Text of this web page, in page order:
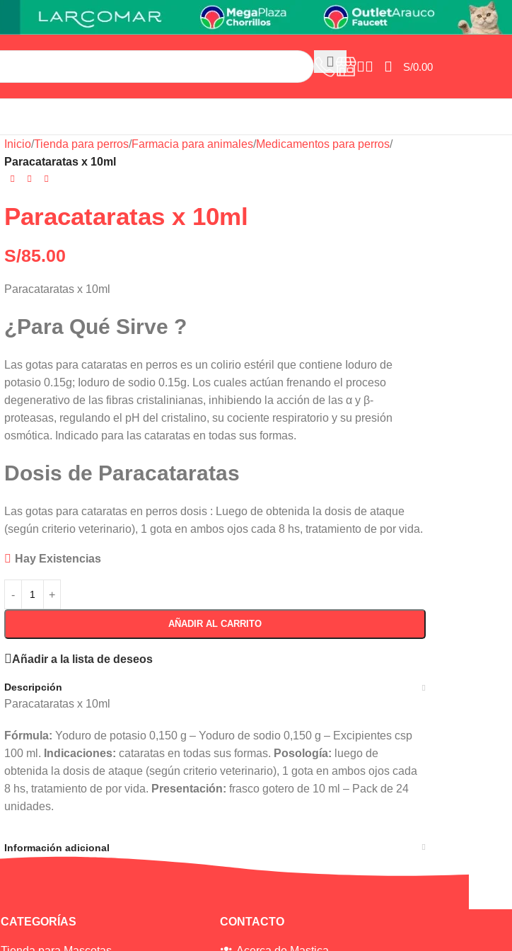
S/0.00
Inicio/Tienda para perros/Farmacia para animales/Medicamentos para perros/
Paracataratas x 10ml
Paracataratas x 10ml
S/85.00
Paracataratas x 10ml
¿Para Qué Sirve ?
Las gotas para cataratas en perros es un colirio estéril que contiene Ioduro de
potasio 0.15g; Ioduro de sodio 0.15g. Los cuales actúan frenando el proceso
degenerativo de las fibras cristalinianas, inhibiendo la acción de las α y β-
proteasas, regulando el pH del cristalino, su cociente respiratorio y su presión
osmótica. Indicado para las cataratas en todas sus formas.
Dosis de Paracataratas
Las gotas para cataratas en perros dosis : Luego de obtenida la dosis de ataque
(según criterio veterinario), 1 gota en ambos ojos cada 8 hs, tratamiento de por vida.
Hay Existencias
AÑADIR AL CARRITO
Añadir a la lista de deseos
Descripción
Paracataratas x 10ml
Fórmula: Yoduro de potasio 0,150 g – Yoduro de sodio 0,150 g – Excipientes csp
100 ml. Indicaciones: cataratas en todas sus formas. Posología: luego de
obtenida la dosis de ataque (según criterio veterinario), 1 gota en ambos ojos cada
8 hs, tratamiento de por vida. Presentación: frasco gotero de 10 ml – Pack de 24
unidades.
Información adicional
CATEGORÍAS CONTACTO